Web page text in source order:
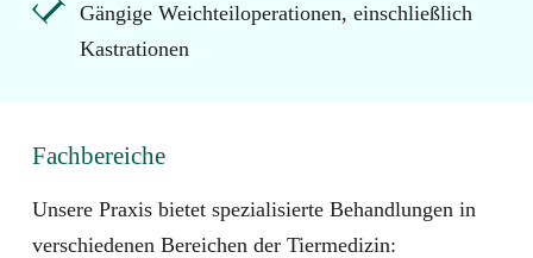
Gängige Weichteiloperationen, einschließlich
Kastrationen
Fachbereiche
Unsere Praxis bietet spezialisierte Behandlungen in
verschiedenen Bereichen der Tiermedizin: